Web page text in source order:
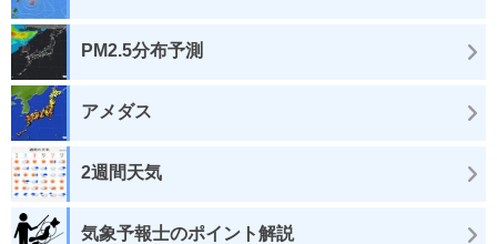
PM2.5分布予測
アメダス
2週間天気
気象予報士のポイント解説